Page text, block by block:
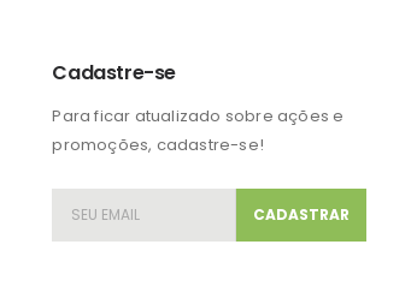
Cadastre-se
Para ficar atualizado sobre ações e
promoções, cadastre-se!